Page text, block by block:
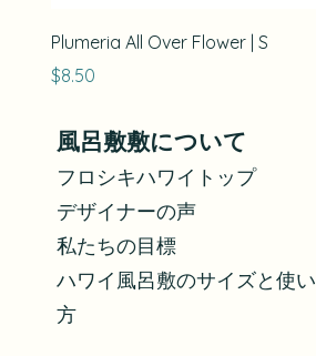
Plumeria All Over Flower | S
価格
$8.50
風呂敷敷について
フロシキハワイトップ
デザイナーの声
私たちの目標
ハワイ風呂敷のサイズと使い
方